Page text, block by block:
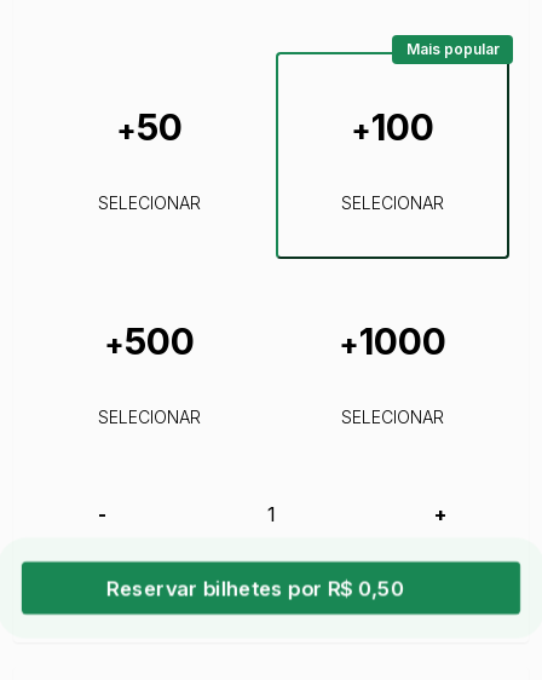
+50
SELECIONAR
+100
SELECIONAR
Mais popular
+500
SELECIONAR
+1000
SELECIONAR
- +
Reservar bilhetes por R$ 0,50